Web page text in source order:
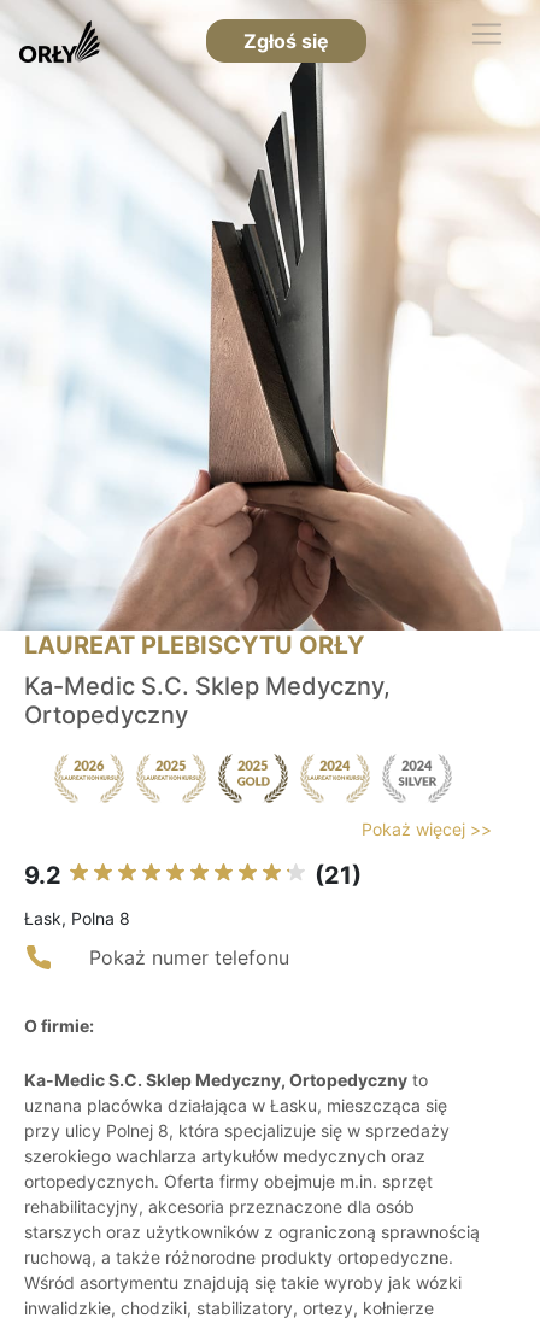
Zgłoś się
LAUREAT PLEBISCYTU ORŁY
Ka-Medic S.C. Sklep Medyczny,
Ortopedyczny
Pokaż więcej >>
9.2 (21)
Łask, Polna 8
Pokaż numer telefonu
O firmie:
Ka-Medic S.C. Sklep Medyczny, Ortopedyczny to
uznana placówka działająca w Łasku, mieszcząca się
przy ulicy Polnej 8, która specjalizuje się w sprzedaży
szerokiego wachlarza artykułów medycznych oraz
ortopedycznych. Oferta firmy obejmuje m.in. sprzęt
rehabilitacyjny, akcesoria przeznaczone dla osób
starszych oraz użytkowników z ograniczoną sprawnością
ruchową, a także różnorodne produkty ortopedyczne.
Wśród asortymentu znajdują się takie wyroby jak wózki
inwalidzkie, chodziki, stabilizatory, ortezy, kołnierze